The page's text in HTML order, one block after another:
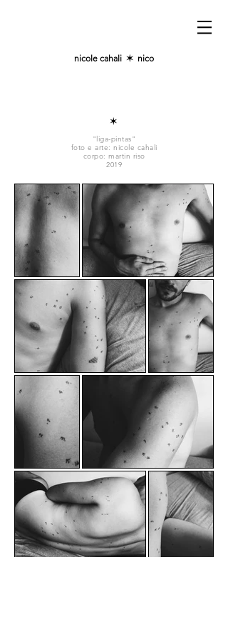
nicole cahali ✶ nico
✶
"liga-pintas"
foto e arte: nicole cahali
corpo: martin riso
2019